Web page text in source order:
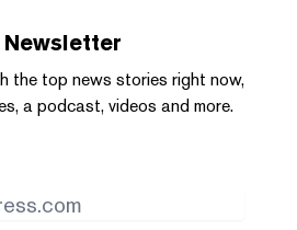
Newsletter
the top news stories right now,
a podcast, videos and more.